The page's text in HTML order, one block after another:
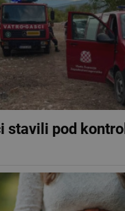
stavili pod